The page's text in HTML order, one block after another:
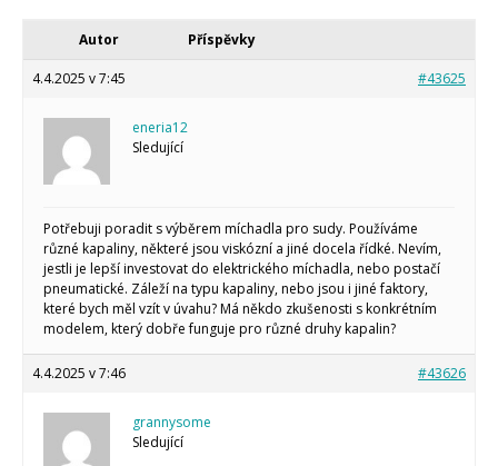
Arduino se Zbyškem Vodou
Koupit
Autor Příspěvky
4.4.2025 v 7:45 #43625
eneria12
Sledující
Potřebuji poradit s výběrem míchadla pro sudy. Používáme
různé kapaliny, některé jsou viskózní a jiné docela řídké. Nevím,
jestli je lepší investovat do elektrického míchadla, nebo postačí
pneumatické. Záleží na typu kapaliny, nebo jsou i jiné faktory,
které bych měl vzít v úvahu? Má někdo zkušenosti s konkrétním
modelem, který dobře funguje pro různé druhy kapalin?
4.4.2025 v 7:46 #43626
grannysome
Sledující